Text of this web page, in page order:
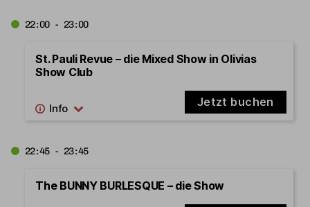
22:00 - 23:00
St. Pauli Revue – die Mixed Show in Olivias
Show Club
Jetzt buchen
22:45 - 23:45
The BUNNY BURLESQUE – die Show